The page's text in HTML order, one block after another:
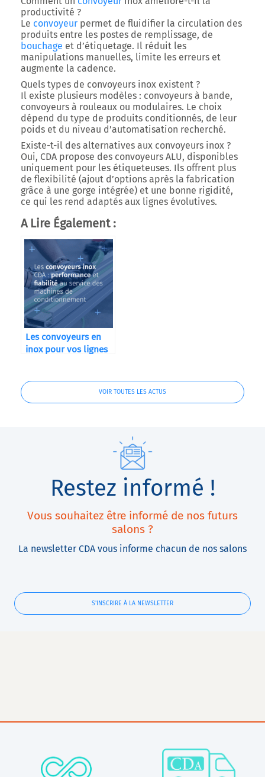
productivité ?
Le convoyeur permet de fluidifier la circulation des
produits entre les postes de remplissage, de
bouchage et d’étiquetage. Il réduit les
manipulations manuelles, limite les erreurs et
augmente la cadence.
Quels types de convoyeurs inox existent ?
Il existe plusieurs modèles : convoyeurs à bande,
convoyeurs à rouleaux ou modulaires. Le choix
dépend du type de produits conditionnés, de leur
poids et du niveau d’automatisation recherché.
Existe-t-il des alternatives aux convoyeurs inox ?
Oui, CDA propose des convoyeurs ALU, disponibles
uniquement pour les étiqueteuses. Ils offrent plus
de flexibilité (ajout d’options après la fabrication
grâce à une gorge intégrée) et une bonne rigidité,
ce qui les rend adaptés aux lignes évolutives.
A Lire Également :
Les convoyeurs en
inox pour vos lignes
VOIR TOUTES LES ACTUS
Restez informé !
Vous souhaitez être informé de nos futurs
salons ?
La newsletter CDA vous informe chacun de nos salons
S'INSCRIRE À LA NEWSLETTER